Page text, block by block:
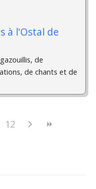
à l'Ostal de
de
de chants et de
12